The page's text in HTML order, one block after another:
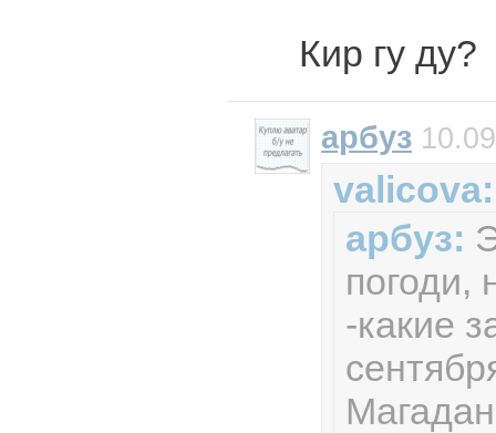
Кир гу ду?
арбуз
valicova:
арбуз:
погоди,
-какие